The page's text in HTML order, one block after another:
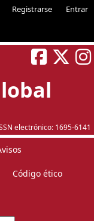
Registrarse Entrar
electrónico: 1695-6141
Código ético